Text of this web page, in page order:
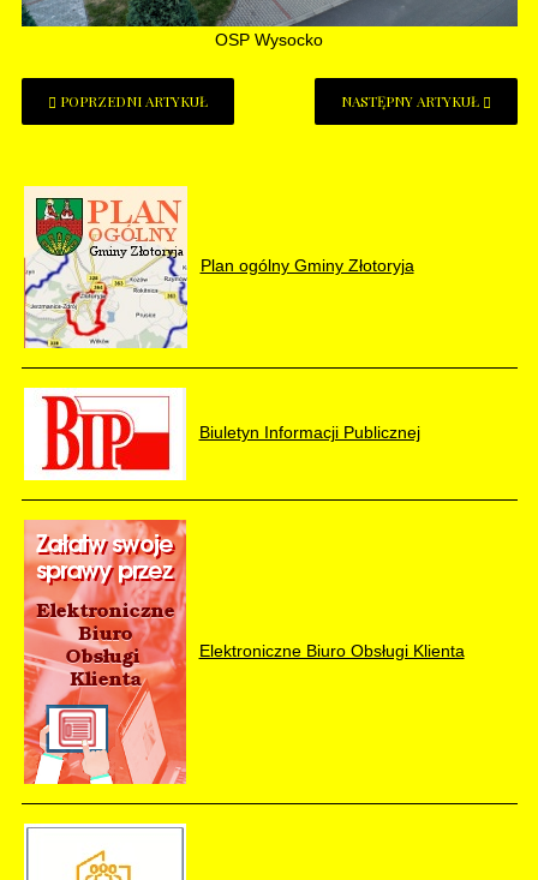
OSP Wysocko
POPRZEDNI ARTYKUŁ NASTĘPNY ARTYKUŁ
Plan ogólny Gminy Złotoryja
Biuletyn Informacji Publicznej
Elektroniczne Biuro Obsługi Klienta